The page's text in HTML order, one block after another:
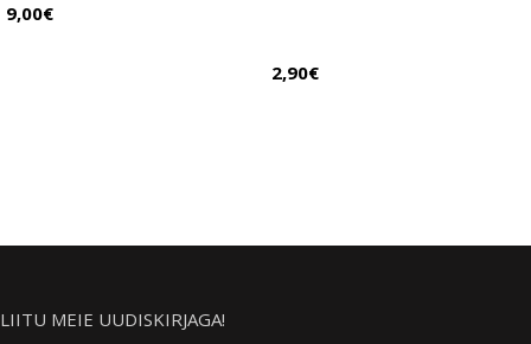
9,00€
2,90€
LIITU MEIE UUDISKIRJAGA!